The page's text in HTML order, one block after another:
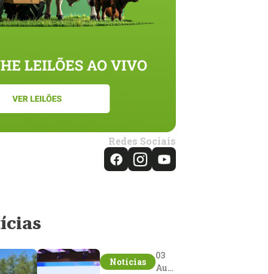
Redes Sociais
Notícias
03
Aug